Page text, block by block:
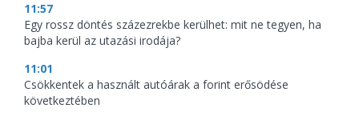
11:57
Egy rossz döntés százezrekbe kerülhet: mit ne tegyen, ha
bajba kerül az utazási irodája?
11:01
Csökkentek a használt autóárak a forint erősödése
következtében